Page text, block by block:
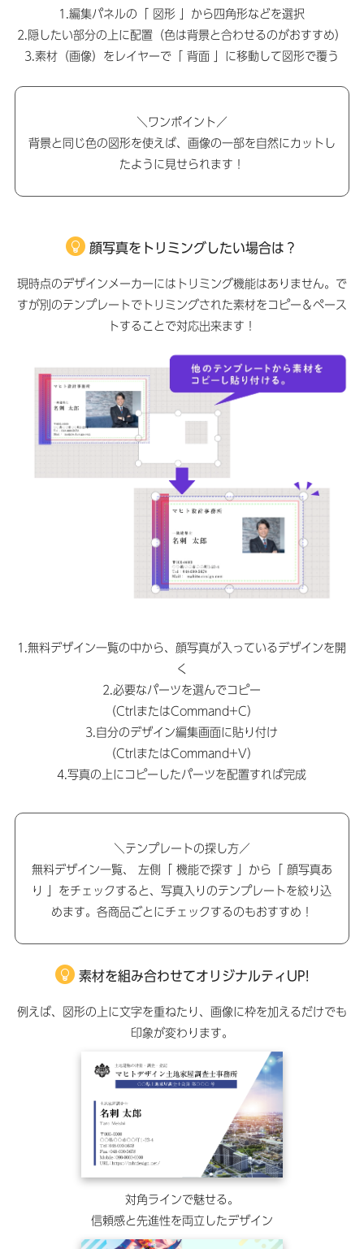
1.編集パネルの「 図形 」から四角形などを選択
2.隠したい部分の上に配置（色は背景と合わせるのがおすすめ）
3.素材（画像）をレイヤーで「 背面 」に移動して図形で覆う
＼ワンポイント／
背景と同じ色の図形を使えば、画像の一部を自然にカットし
たように見せられます！
顔写真をトリミングしたい場合は？
現時点のデザインメーカーにはトリミング機能はありません。で
すが別のテンプレートでトリミングされた素材をコピー＆ペース
トすることで対応出来ます！
1.無料デザイン一覧の中から、顔写真が入っているデザインを開
く
2.必要なパーツを選んでコピー
（CtrlまたはCommand+C）
3.自分のデザイン編集画面に貼り付け
（CtrlまたはCommand+V）
4.写真の上にコピーしたパーツを配置すれば完成
＼テンプレートの探し方／
無料デザイン一覧、 左側「 機能で探す 」から「 顔写真あ
り 」をチェックすると、写真入りのテンプレートを絞り込
めます。各商品ごとにチェックするのもおすすめ！
素材を組み合わせてオリジナルティUP!
例えば、図形の上に文字を重ねたり、画像に枠を加えるだけでも
印象が変わります。
対角ラインで魅せる。
信頼感と先進性を両立したデザイン